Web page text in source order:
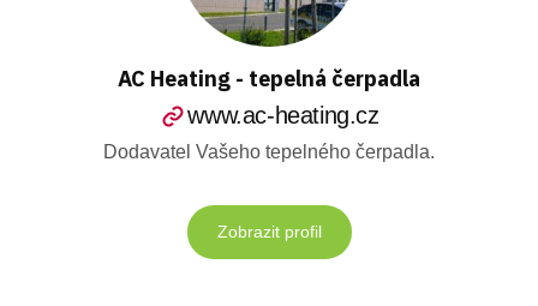
AC Heating - tepelná čerpadla
www.ac-heating.cz
Dodavatel Vašeho tepelného čerpadla.
Zobrazit profil